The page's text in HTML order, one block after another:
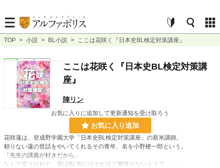
TOP > 小説 > BL小説 > ここは花咲く『日本史BL検定対策講座』
完結 長編
ここは花咲く『日本史BL検定対策講
座』
陣リン
お気に入りに追加して更新通知を受け取ろう
お気に入り追加
花咲蓮は、登成野学園大学「日本史BL検定対策講座」の新米講師。
頼りない蓮の世話をやいてくれるその青年、名を小野梗一郎という。
「先生の講義が好きだから」
なんて言うけれど、実はBL学にはそれほど興味がないようで……。